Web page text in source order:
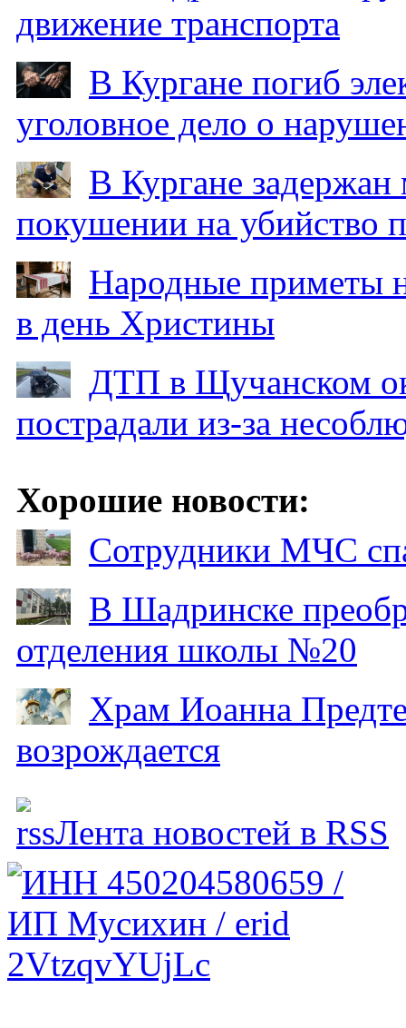
движение транспорта
В Кургане погиб
уголовное дело о
В Кургане
покушении на убийство
Народные приметы
в день Христины
ДТП в Щучанском
пострадали из-за
Хорошие новости:
Сотрудники МЧС
В Шадринске
отделения школы №20
Храм Иоанна
возрождается
Лента новостей в RSS